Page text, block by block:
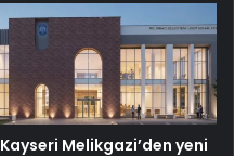
Kayseri Melikgazi’den yeni